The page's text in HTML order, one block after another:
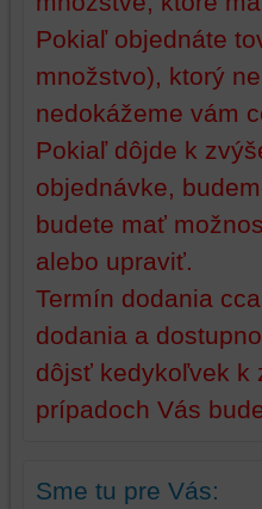
Pokiaľ objednáte
množstvo), ktorý
nedokážeme vám
Pokiaľ dôjde k
objednávke,
budete mať
alebo upraviť.
Termín dodania
dodania a
dôjsť kedykoľvek k
prípadoch Vás
Sme tu pre Vás:
dosiahnutie
základnej
funkčnosti
zážitku
z
a
zabezpečenia.
ktoré
zlepšujú
váš
z
prehliadania,
niektoré
z
vašich
preferencií
bez
toho,
aby
ste
účet